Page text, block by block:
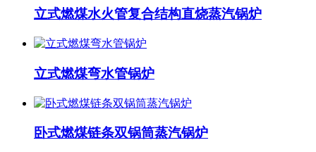
立式燃煤水火管复合结构直烧蒸汽锅炉
立式燃煤弯水管锅炉
卧式燃煤链条双锅筒蒸汽锅炉